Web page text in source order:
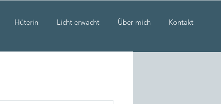
Hüterin Licht erwacht Über mich Kontakt